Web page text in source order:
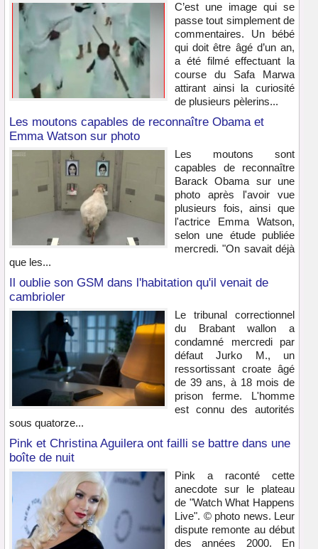
C’est une image qui se
passe tout simplement de
commentaires. Un bébé
qui doit être âgé d’un an,
a été filmé effectuant la
course du Safa Marwa
attirant ainsi la curiosité
de plusieurs pèlerins...
Les moutons capables de reconnaître Obama et
Emma Watson sur photo
Les moutons sont
capables de reconnaître
Barack Obama sur une
photo après l'avoir vue
plusieurs fois, ainsi que
l'actrice Emma Watson,
selon une étude publiée
mercredi. "On savait déjà
que les...
Il oublie son GSM dans l'habitation qu'il venait de
cambrioler
Le tribunal correctionnel
du Brabant wallon a
condamné mercredi par
défaut Jurko M., un
ressortissant croate âgé
de 39 ans, à 18 mois de
prison ferme. L'homme
est connu des autorités
sous quatorze...
Pink et Christina Aguilera ont failli se battre dans une
boîte de nuit
Pink a raconté cette
anecdote sur le plateau
de "Watch What Happens
Live". © photo news. Leur
dispute remonte au début
des années 2000. En